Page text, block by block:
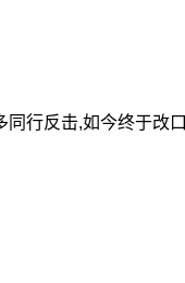
同行反击,如今终于改口